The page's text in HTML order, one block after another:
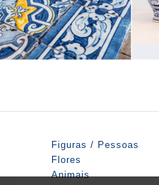
Figuras / Pessoas
Flores
Animais